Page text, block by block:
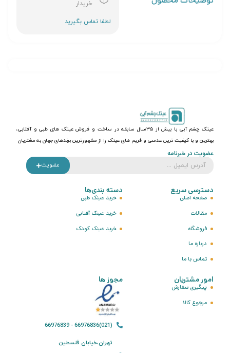
خریدار
عینک چشم آبی با بیش از ۳۵سال سابقه در ساخت و فروش عینک های طبی و آفتابی،
بهترین و با کیفیت ترین عدسی و فریم های عینک را از مشهورترین برندهای جهان به مشتریان
عضویت در خبرنامه
عضویت
دسترسی سریع
صفحه اصلی
مقالات
فروشگاه
درباره ما
تماس با ما
دسته بندی‌ها
خرید عینک طبی
خرید عینک آفتابی
خرید عینک کودک
امور مشتریان
پیگیری سفارش
مرجوع کالا
مجوز ها
(021)66976836 - 66976839
تهران،خیابان فلسطین